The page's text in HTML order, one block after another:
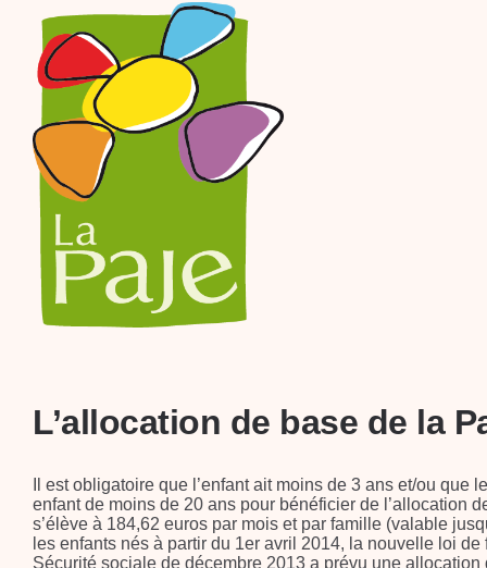
L’allocation de base de la
Il est obligatoire que l’enfant ait moins de 3 ans et/ou que
enfant de moins de 20 ans pour bénéficier de l’allocation
s’élève à 184,62 euros par mois et par famille (valable
les enfants nés à partir du 1er avril 2014, la nouvelle loi
Sécurité sociale de décembre 2013 a prévu une